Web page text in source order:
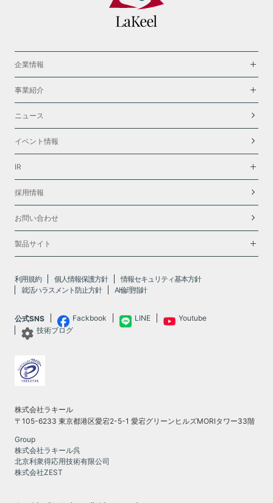
企業情報
事業紹介
ニュース
イベント情報
IR
採用情報
お問い合わせ
製品サイト
利用規約 個人情報保護方針
情報セキュリティ基本方針
就活ハラスメント防止方針
AI倫理指針
公式SNS Fackbook LINE
Youtube
技術ブログ
株式会社ラキール
〒105-6233 東京都港区愛宕2-5-1 愛宕グリーンヒルズMORIタワー33階
Group
株式会社ラキール呉
北京利衆得応用技術有限公司
株式会社ZEST